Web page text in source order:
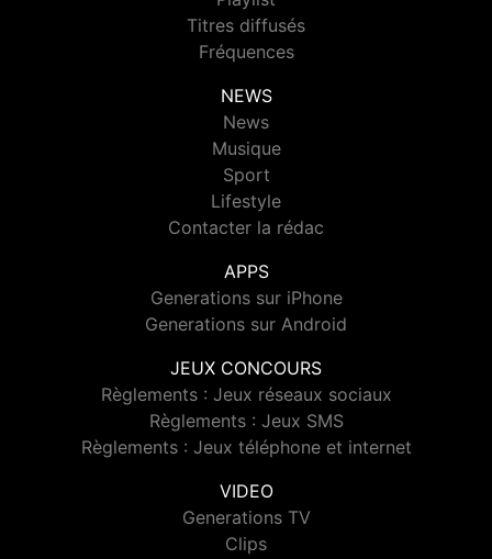
Titres diffusés
Fréquences
NEWS
News
Musique
Sport
Lifestyle
Contacter la rédac
APPS
Generations sur iPhone
Generations sur Android
JEUX CONCOURS
Règlements : Jeux réseaux sociaux
Règlements : Jeux SMS
Règlements : Jeux téléphone et internet
VIDEO
Generations TV
Clips